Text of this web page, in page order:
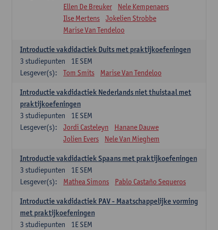
Ellen De Breuker
Nele Kempenaers
Ilse Mertens
Jokelien Strobbe
Marise Van Tendeloo
Introductie vakdidactiek Duits met praktijkoefeningen
1E SEM
3 studiepunten
Lesgever(s):
Tom Smits Marise Van Tendeloo
Introductie vakdidactiek Nederlands niet thuistaal met
praktijkoefeningen
1E SEM
3 studiepunten
Lesgever(s):
Jordi Casteleyn
Hanane Dauwe
Jolien Evers
Nele Van Mieghem
Introductie vakdidactiek Spaans met praktijkoefeningen
1E SEM
3 studiepunten
Lesgever(s):
Mathea Simons Pablo Castaño Sequeros
Introductie vakdidactiek PAV - Maatschappelijke vorming
met praktijkoefeningen
1E SEM
3 studiepunten